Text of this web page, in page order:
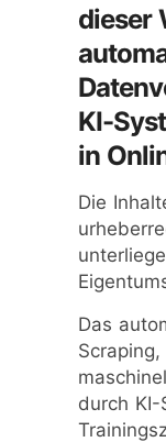
dieser
KI-
in
Die
Das
durch KI-